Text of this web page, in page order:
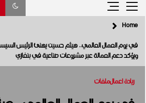
ترندات اليوم
القاهرة تستضيف أول ملتقى دولي في أفريقيا
في هندسة الرياح
Home
في يوم العمال العالمي.. هيثم حسين يهنئ الرئيس
ويؤكد دعم العمالة عبر مشروعات صناعية في بنغازي
ريادة اعمالملفات